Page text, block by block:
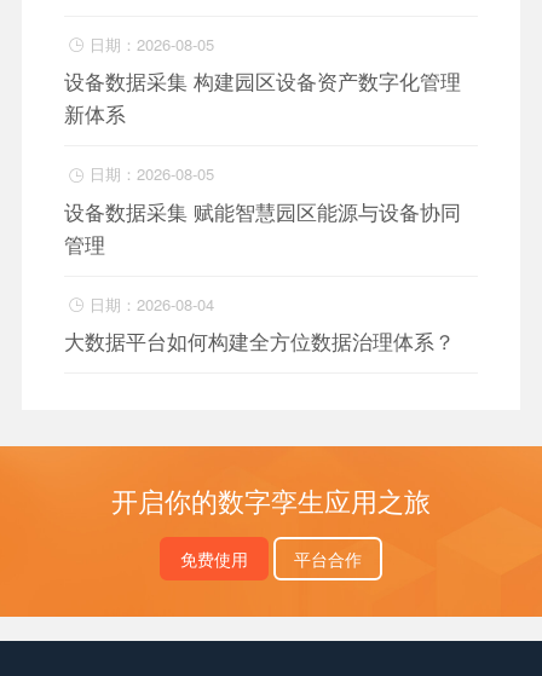
 日期：2026-08-05
设备数据采集 构建园区设备资产数字化管理
新体系
 日期：2026-08-05
设备数据采集 赋能智慧园区能源与设备协同
管理
 日期：2026-08-04
大数据平台如何构建全方位数据治理体系？
开启你的数字孪生应用之旅
免费使用 平台合作